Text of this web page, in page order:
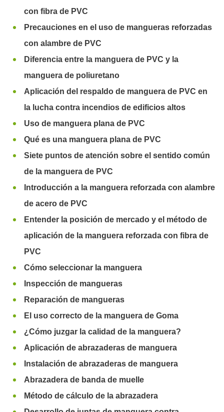
con fibra de PVC
Precauciones en el uso de mangueras reforzadas
con alambre de PVC
Diferencia entre la manguera de PVC y la
manguera de poliuretano
Aplicación del respaldo de manguera de PVC en
la lucha contra incendios de edificios altos
Uso de manguera plana de PVC
Qué es una manguera plana de PVC
Siete puntos de atención sobre el sentido común
de la manguera de PVC
Introducción a la manguera reforzada con alambre
de acero de PVC
Entender la posición de mercado y el método de
aplicación de la manguera reforzada con fibra de
PVC
Cómo seleccionar la manguera
Inspección de mangueras
Reparación de mangueras
El uso correcto de la manguera de Goma
¿Cómo juzgar la calidad de la manguera?
Aplicación de abrazaderas de manguera
Instalación de abrazaderas de manguera
Abrazadera de banda de muelle
Método de cálculo de la abrazadera